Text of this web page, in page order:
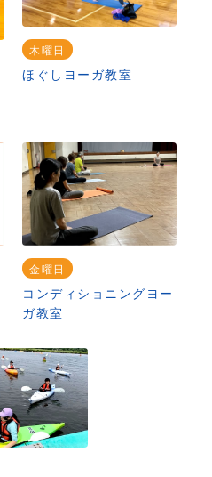
木曜日
ほぐしヨーガ教室
金曜日
コンディショニングヨー
ガ教室